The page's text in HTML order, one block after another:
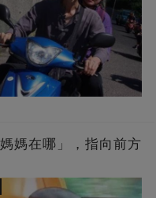
媽在哪」，指向前方